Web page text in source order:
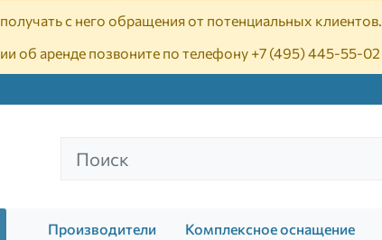
с него обращения от потенциальных клиентов.
об аренде позвоните по телефону +7 (495) 445-55-02
Производители Комплексное оснащение